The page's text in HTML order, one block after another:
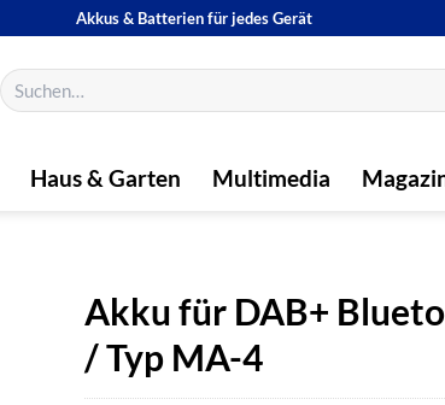
Akkus & Batterien für jedes Gerät
Suchen
nach:
Haus & Garten Multimedia
Akku für DAB+
/ Typ MA-4